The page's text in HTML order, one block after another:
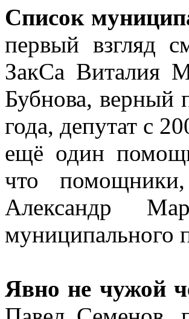
Список
первый взгляд
ЗакСа Виталия
Бубнова, верный
года, депутат с
ещё один
что
Александр
муниципального
Явно не чужой